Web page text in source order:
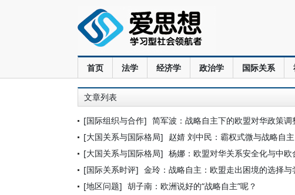
首页 法学 经济学 政治学 国际关系
文章列表
[国际组织与合作] 简军波：战略自主下的欧盟对华政策
[大国关系与国际格局] 赵婧 刘中民：霸权式微与战略自
[大国关系与国际格局] 杨娜：欧盟对华关系安全化与中欧
[国际关系时评] 金玲：战略自主：欧盟走出困境的选择与
[地区问题] 胡子南：欧洲说好的“战略自主”呢？